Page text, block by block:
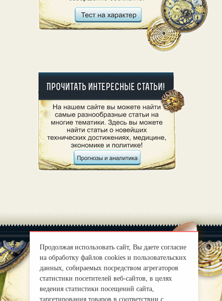
О нас |
Правила
mirprognoz@mail.ru
Продолжая использовать сайт, Вы даете согласие
на обработку файлов cookies и пользовательских
данных, собираемых посредством агрегаторов
статистики посетителей веб-сайтов, в целях
ведения статистики посещений сайта,
таргетирования товаров в соответствии с